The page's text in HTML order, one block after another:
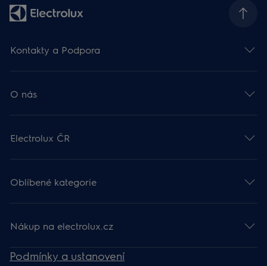
Kontakty a Podpora
O nás
Electrolux ČR
Oblíbené kategorie
Nákup na electrolux.cz
Podmínky a ustanovení